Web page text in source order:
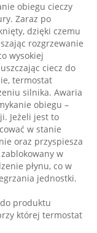
obiegu cieczy
Zaraz po
dzięki czemu
rozgrzewanie
wysokiej
ciecz do
termostat
silnika. Awaria
obiegu –
Jeżeli jest to
w stanie
oraz przyspiesza
w
płynu, co w
jednostki.
produktu
której termostat